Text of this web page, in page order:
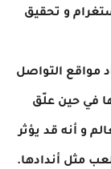
و تحقيق
مواقع التواصل
في حين علّق
و أنه قد يؤثر
مثل أندادها.